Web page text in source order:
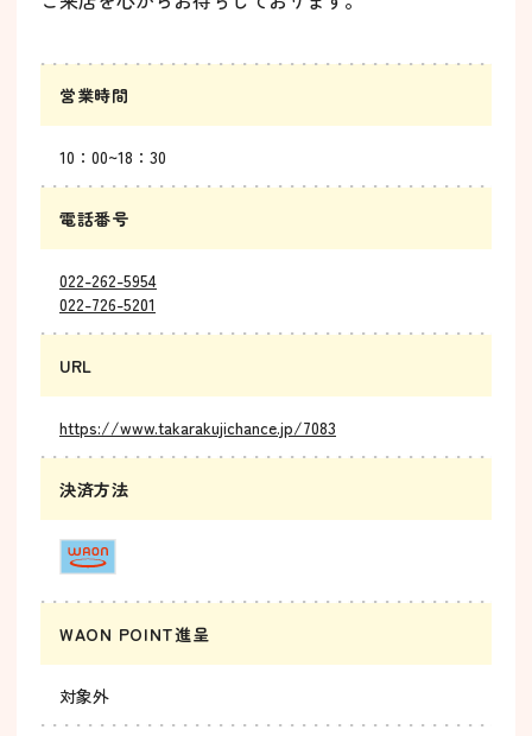
営業時間
10：00~18：30
電話番号
022-262-5954
022-726-5201
URL
https://www.takarakujichance.jp/7083
決済方法
WAON POINT進呈
対象外